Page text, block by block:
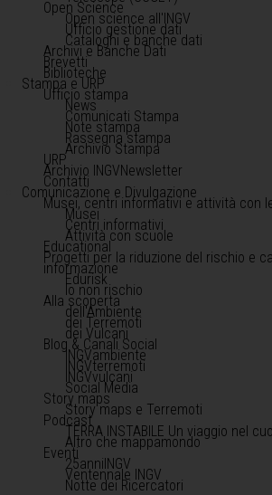
Open Science
Open science all'INGV
Ufficio gestione dati
Cataloghi e banche dati
Archivi e Banche Dati
Brevetti
Biblioteche
Stampa e URP
Ufficio stampa
News
Comunicati Stampa
Note stampa
Rassegna stampa
Archivio Stampa
URP
Archivio INGVNewsletter
Contatti
Comunicazione e Divulgazione
Musei, centri informativi e attività con
Musei
Centri informativi
Attività con scuole
Educational
Progetti per la riduzione del rischio e
informazione
Edurisk
Io non rischio
Alla scoperta
dell'Ambiente
dei Terremoti
dei Vulcani
Blog & Canali Social
INGVambiente
INGVterremoti
INGVvulcani
Social Media
Story maps
Story maps e Terremoti
Podcast
TERRA INSTABILE Un viaggio nel
Altro che mappamondo
Eventi
25anniINGV
Ventennale INGV
Notte dei Ricercatori